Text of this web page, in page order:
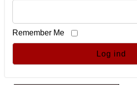
Remember Me